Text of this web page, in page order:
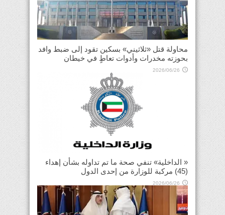
محاولة قتل «ثلاثيني» بسكين تقود إلى ضبط وافد
بحوزته مخدرات وأدوات تعاطٍ في خيطان
2026/06/26
« الداخلية» تنفي صحة ما تم تداوله بشأن إهداء
(45) مركبة للوزارة من إحدى الدول
2026/06/26